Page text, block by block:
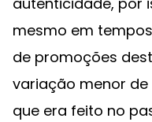
mesmo em
de promoções
variação menor de
que era feito no